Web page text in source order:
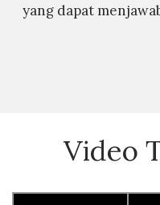
yang dapat
Video